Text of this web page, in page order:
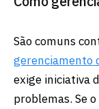
São comuns
gerenciamento
exige iniciativa
problemas. Se